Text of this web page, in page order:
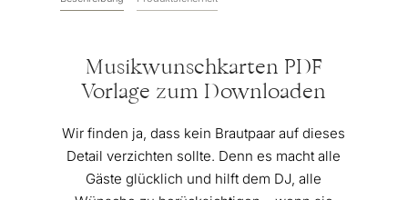
Musikwunschkarten PDF
Vorlage zum Downloaden
Wir finden ja, dass kein Brautpaar auf dieses
Detail verzichten sollte. Denn es macht alle
Gäste glücklich und hilft dem DJ, alle